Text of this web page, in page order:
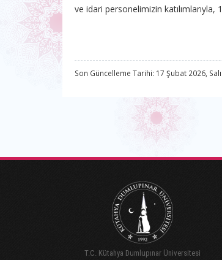
ve idari personelimizin katılımlarıyla,
Son Güncelleme Tarihi: 17 Şubat 2026, Salı
T.C. Kütahya Dumlupınar Üniversitesi